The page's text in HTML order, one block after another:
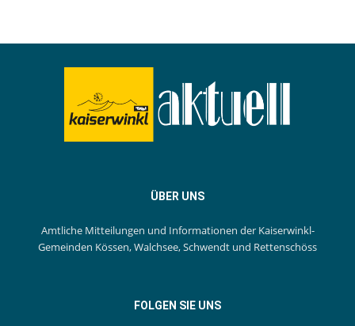
ÜBER UNS
Amtliche Mitteilungen und Informationen der Kaiserwinkl-
Gemeinden Kössen, Walchsee, Schwendt und Rettenschöss
FOLGEN SIE UNS